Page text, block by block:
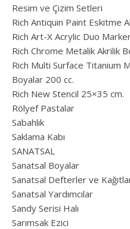
Resim ve Çizim Setleri
Rich Antiquin Paint Eskitme
Rich Art-X Acrylic Duo
Rich Chrome Metalik Akrilik
Rich Multi Surface Titanium
Boyalar 200 cc.
Rich New Stencil 25×35 cm.
Rölyef Pastalar
Sabahlık
Saklama Kabı
SANATSAL
Sanatsal Boyalar
Sanatsal Defterler ve
Sanatsal Yardımcılar
Sandy Serisi Halı
Sarımsak Ezici